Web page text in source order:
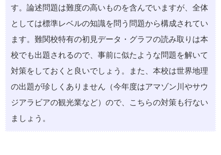
す。論述問題は難度の高いものを含んでいますが、全体
としては標準レベルの知識を問う問題から構成されてい
ます。難関校特有の初見データ・グラフの読み取りは本
校でも出題されるので、事前に似たような問題を解いて
対策をしておくと良いでしょう。また、本校は世界地理
の出題が珍しくありません（今年度はアマゾン川やサウ
ジアラビアの観光業など）ので、こちらの対策も行ない
ましょう。